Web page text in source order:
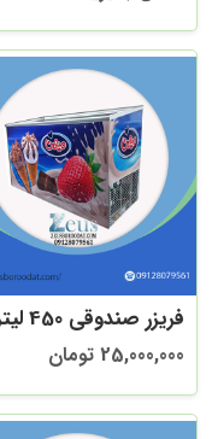
فریزر صندوقی 450 لیتری
25,000,000 تومان